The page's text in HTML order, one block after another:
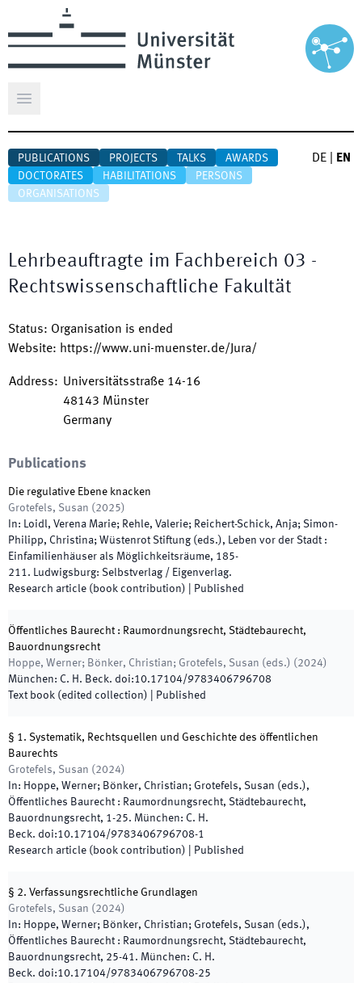
Open main menu
PUBLICATIONS PROJECTS TALKS
AWARDS
DOCTORATES
HABILITATIONS
PERSONS
ORGANISATIONS
DE EN
Lehrbeauftragte im Fachbereich 03 -
Rechtswissenschaftliche Fakultät
Status: Organisation is ended
Website: https://www.uni-muenster.de/Jura/
Address: Universitätsstraße 14-16
48143 Münster
Germany
Publications
Die regulative Ebene knacken
Grotefels, Susan ( 2025)
In: Loidl, Verena Marie; Rehle, Valerie; Reichert-Schick, Anja; Simon-
Philipp, Christina; Wüstenrot Stiftung (eds.), Leben vor der Stadt :
Einfamilienhäuser als Möglichkeitsräume, 185-
211. Ludwigsburg: Selbstverlag / Eigenverlag.
Research article (book contribution)
Published
Öffentliches Baurecht : Raumordnungsrecht, Städtebaurecht,
Bauordnungsrecht
Hoppe, Werner; Bönker, Christian; Grotefels, Susan ( eds.) ( 2024)
München: C. H. Beck. doi:10.17104/9783406796708
Text book (edited collection)
Published
§ 1. Systematik, Rechtsquellen und Geschichte des öffentlichen
Baurechts
Grotefels, Susan ( 2024)
In: Hoppe, Werner; Bönker, Christian; Grotefels, Susan (eds.),
Öffentliches Baurecht : Raumordnungsrecht, Städtebaurecht,
Bauordnungsrecht, 1-25. München: C. H.
Beck. doi:10.17104/9783406796708-1
Research article (book contribution)
Published
§ 2. Verfassungsrechtliche Grundlagen
Grotefels, Susan ( 2024)
In: Hoppe, Werner; Bönker, Christian; Grotefels, Susan (eds.),
Öffentliches Baurecht : Raumordnungsrecht, Städtebaurecht,
Bauordnungsrecht, 25-41. München: C. H.
Beck. doi:10.17104/9783406796708-25